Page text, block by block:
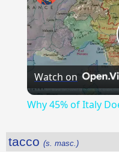
Watch on
Why 45% of Italy
tacco (s. masc.)